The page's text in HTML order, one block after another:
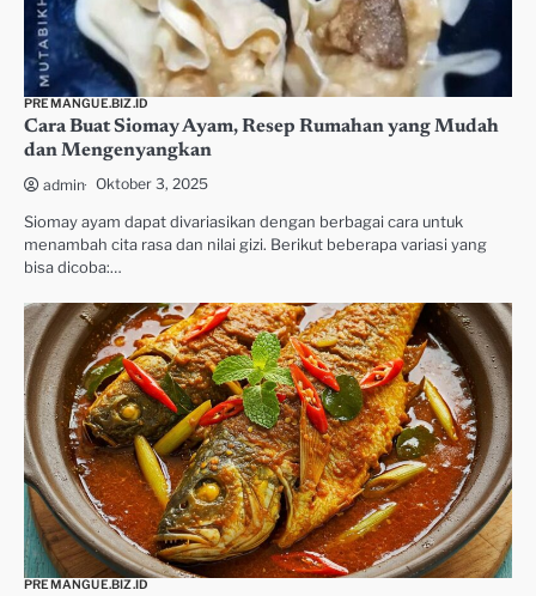
PREMANGUE.BIZ.ID
Cara Buat Siomay Ayam, Resep Rumahan yang Mudah
dan Mengenyangkan
admin Oktober 3, 2025
Siomay ayam dapat divariasikan dengan berbagai cara untuk
menambah cita rasa dan nilai gizi. Berikut beberapa variasi yang
bisa dicoba:…
PREMANGUE.BIZ.ID